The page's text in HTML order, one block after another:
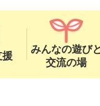
援
みんなの遊びと
交流の場